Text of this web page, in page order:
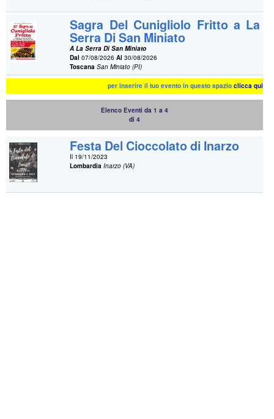
Sagra Del Cunigliolo Fritto a La
Serra Di San Miniato
A La Serra Di San Miniato
Dal 07/08/2026Al 30/08/2026
Toscana San Miniato (PI)
per inserire il tuo evento in questo spazioclicca qui
Elenco Eventi da 1 a 4
di 4
Festa Del Cioccolato di Inarzo
Il 19/11/2023
Lombardia Inarzo (VA)